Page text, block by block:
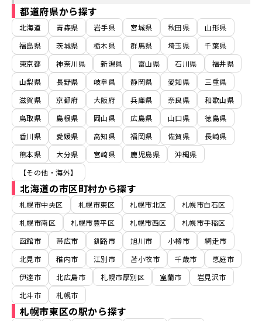
都道府県から探す
北海道 青森県 岩手県 宮城県 秋田県
山形県
福島県
茨城県 栃木県 群馬県 埼玉県
千葉県
東京都
神奈川県 新潟県 富山県 石川県
福井県
山梨県
長野県 岐阜県 静岡県 愛知県
三重県
滋賀県
京都府 大阪府 兵庫県 奈良県
和歌山県
鳥取県
島根県 岡山県 広島県 山口県
徳島県
香川県
愛媛県 高知県 福岡県 佐賀県
長崎県
熊本県
大分県 宮崎県 鹿児島県
沖縄県
【その他・海外】
北海道の市区町村から探す
札幌市中央区 札幌市東区 札幌市北区
札幌市白石区
札幌市南区
札幌市豊平区 札幌市西区
札幌市手稲区
函館市
帯広市 釧路市 旭川市 小樽市
網走市
北見市
稚内市 江別市 苫小牧市 千歳市
恵庭市
伊達市
北広島市 札幌市厚別区 室蘭市
岩見沢市
北斗市
札幌市
札幌市東区の駅から探す